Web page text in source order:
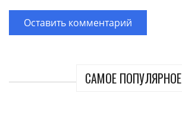
САМОЕ ПОПУЛЯРНОЕ